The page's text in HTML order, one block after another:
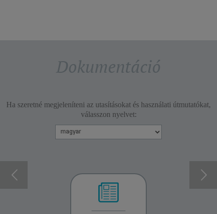
Dokumentáció
Ha szeretné megjeleníteni az utasításokat és használati útmutatókat,
válasszon nyelvet: